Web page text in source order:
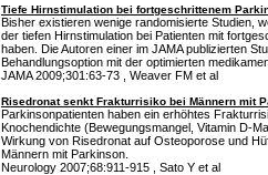
Tiefe Hirnstimulation bei fortgeschrittenem
Bisher existieren wenige randomisierte Studien,
der tiefen Hirnstimulation bei Patienten mit
haben. Die Autoren einer im JAMA publizierten
Behandlungsoption mit der optimierten
JAMA 2009;301:63-73 , Weaver FM et al
Risedronat senkt Frakturrisiko bei Männern mit
Parkinsonpatienten haben ein erhöhtes
Knochendichte (Bewegungsmangel, Vitamin D-
Wirkung von Risedronat auf Osteoporose und
Männern mit Parkinson.
Neurology 2007;68:911-915 , Sato Y et al